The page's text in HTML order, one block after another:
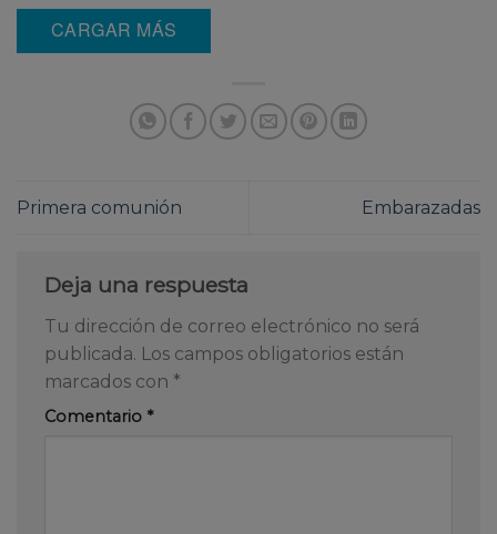
CARGAR MÁS
Primera comunión Embarazadas
Deja una respuesta
Tu dirección de correo electrónico no será
publicada. Los campos obligatorios están
marcados con *
Comentario *